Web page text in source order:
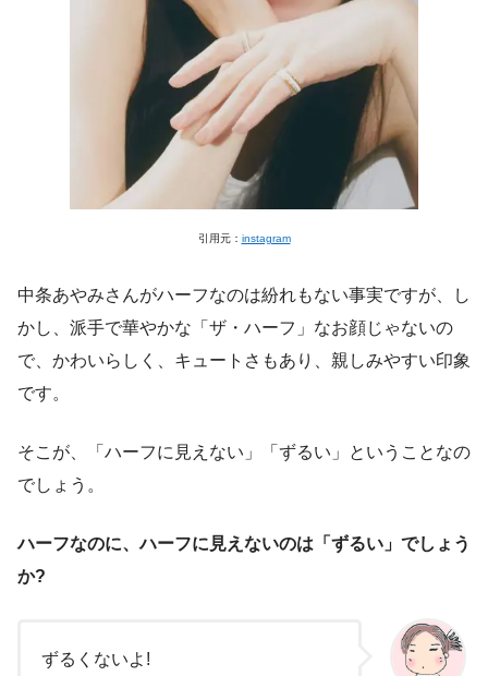
引用元： instagram
中条あやみさんがハーフなのは紛れもない事実ですが、し
かし、派手で華やかな「ザ・ハーフ」なお顔じゃないの
で、かわいらしく、キュートさもあり、親しみやすい印象
です。
そこが、「ハーフに見えない」「ずるい」ということなの
でしょう。
ハーフなのに、ハーフに見えないのは「ずるい」でしょう
か?
ずるくないよ!